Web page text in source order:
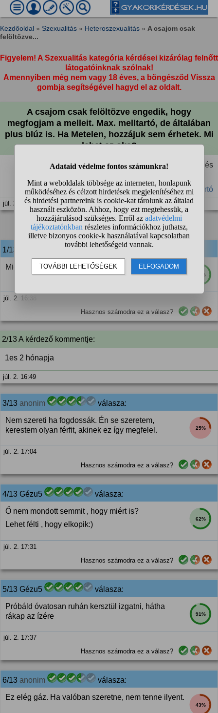
Kezdőoldal » Szexualitás » Heteroszexualitás » A csajom csak
felöltözve...
Figyelem! A Szexualitás kategória kérdései kizárólag felnőtt
látogatóinknak szólnak!
Amennyiben még nem vagy 18 éves, a böngésződ Vissza
gombja segítségével hagyd el az oldalt.
A csajom csak felöltözve engedik, hogy
megfogjam a melleit. Max. melltartó, de általában
plus blúz is. Ha Metelen, hozzájuk sem érhetek. Mi
lehet az oka?
Figyelt kérdés
#szex #csaj #melltartó
júl. 2. 16:36
1 2 ❯
1/13 válasza:
82%
Mióta vagytok együtt? Még szégyenlős lehet
júl. 2. 16:38
Hasznos számodra ez a válasz?
2/13 A kérdező kommentje:
1es 2 hónapja
júl. 2. 16:49
3/13 anonim válasza:
25%
Nem szereti ha fogdossák. Én se szeretem,
kerestem olyan férfit, akinek ez így megfelel.
júl. 2. 17:04
Hasznos számodra ez a válasz?
4/13 Gézu5 válasza:
62%
Ő nem mondott semmit , hogy miért is?
Lehet félti , hogy elkopik:)
júl. 2. 17:31
Hasznos számodra ez a válasz?
5/13 Gézu5 válasza:
91%
Próbáld óvatosan ruhán kersztül izgatni, hátha
rákap az ízére
júl. 2. 17:37
Hasznos számodra ez a válasz?
6/13 anonim válasza:
43%
Ez elég gáz. Ha valóban szeretne, nem tenne ilyent.